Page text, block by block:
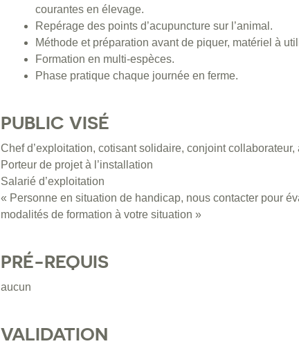
courantes en élevage.
Repérage des points d’acupuncture sur l’animal.
Méthode et préparation avant de piquer, matériel à
Formation en multi-espèces.
Phase pratique chaque journée en ferme.
PUBLIC VISÉ
Chef d’exploitation, cotisant solidaire, conjoint collaborateur,
Porteur de projet à l’installation
Salarié d’exploitation
« Personne en situation de handicap, nous contacter pour
modalités de formation à votre situation »
PRÉ-REQUIS
aucun
VALIDATION